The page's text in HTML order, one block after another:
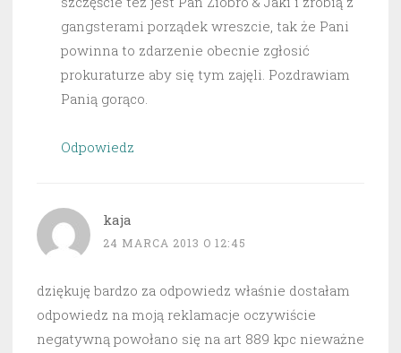
gangsterami porządek wreszcie, tak że Pani
powinna to zdarzenie obecnie zgłosić
prokuraturze aby się tym zajęli. Pozdrawiam
Panią gorąco.
Odpowiedz
kaja
24 MARCA 2013 O 12:45
dziękuję bardzo za odpowiedz właśnie dostałam
odpowiedz na moją reklamacje oczywiście
negatywną powołano się na art 889 kpc nieważne